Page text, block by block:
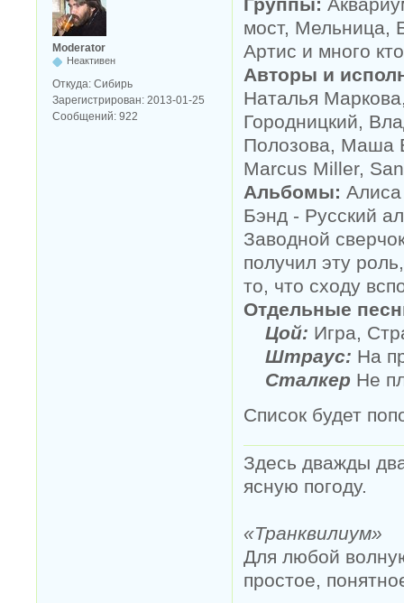
Moderator
Неактивен
Откуда: Сибирь
Зарегистрирован: 2013-01-25
Сообщений: 922
Группы:
мост, Мельница,
Артис и много
Авторы и
Наталья
Городницкий,
Полозова, Маша
Marcus Miller,
Альбомы:
Бэнд - Русский
Заводной
получил эту
то, что сходу
Отдельные
Цой: Игра,
Штраус: На
Сталкер Не
Список будет
Здесь дважды
ясную погоду.
«Транквилиум»
Для любой
простое,